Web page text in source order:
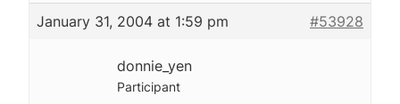
January 31, 2004 at 1:59 pm #53928
donnie_yen
Participant